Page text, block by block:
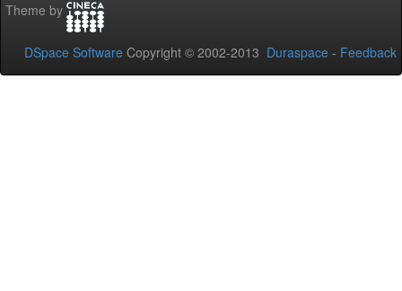
Theme by
DSpace Software Copyright © 2002-2013 Duraspace - Feedback